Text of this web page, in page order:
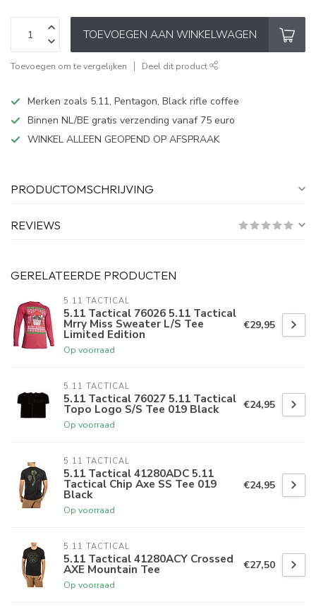
TOEVOEGEN AAN WINKELWAGEN
Toevoegen om te vergelijken Deel dit product
Merken zoals 5.11, Pentagon, Black rifle coffee
Binnen NL/BE gratis verzending vanaf 75 euro
WINKEL ALLEEN GEOPEND OP AFSPRAAK
PRODUCTOMSCHRIJVING
REVIEWS
GERELATEERDE PRODUCTEN
5.11 TACTICAL
5.11 Tactical 76026 5.11 Tactical
Mrry Miss Sweater L/S Tee
Limited Edition
Op voorraad
€29,95
5.11 TACTICAL
5.11 Tactical 76027 5.11 Tactical
Topo Logo S/S Tee 019 Black
Op voorraad
€24,95
5.11 TACTICAL
5.11 Tactical 41280ADC 5.11
Tactical Chip Axe SS Tee 019
Black
Op voorraad
€24,95
5.11 TACTICAL
5.11 Tactical 41280ACY Crossed
AXE Mountain Tee
Op voorraad
€27,50